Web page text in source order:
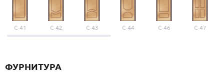
С-41 С-42 С-43 С-44 С-46 С-47
ФУРНИТУРА